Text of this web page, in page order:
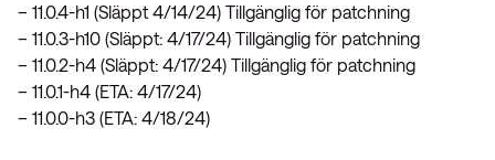
– 11.0.4-h1 (Släppt 4/14/24) Tillgänglig för patchning
– 11.0.3-h10 (Släppt: 4/17/24) Tillgänglig för patchning
– 11.0.2-h4 (Släppt: 4/17/24) Tillgänglig för patchning
– 11.0.1-h4 (ETA: 4/17/24)
– 11.0.0-h3 (ETA: 4/18/24)